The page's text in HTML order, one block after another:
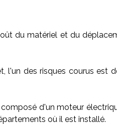
du matériel et du
l'un des risques courus est
d'un moteur
où il est installé.